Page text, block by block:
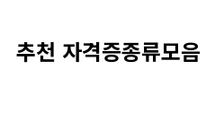
추천 자격증종류모음